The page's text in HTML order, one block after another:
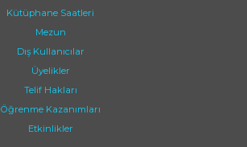
Kütüphane Saatleri
Mezun
Dış Kullanıcılar
Üyelikler
Telif Hakları
Öğrenme Kazanımları
Etkinlikler